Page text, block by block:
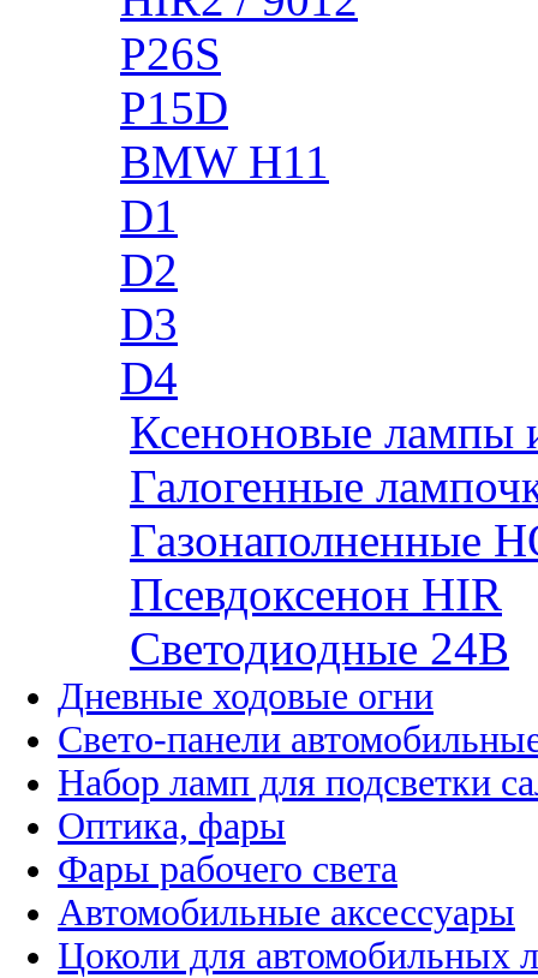
P26S
P15D
BMW H11
D1
D2
D3
D4
Ксеноновые лампы
Галогенные
Газонаполненные
Псевдоксенон HIR
Cветодиодные 24B
Дневные ходовые огни
Свето-панели
Набор ламп для подсветки
Оптика, фары
Фары рабочего света
Автомобильные аксессуары
Цоколи для автомобильных